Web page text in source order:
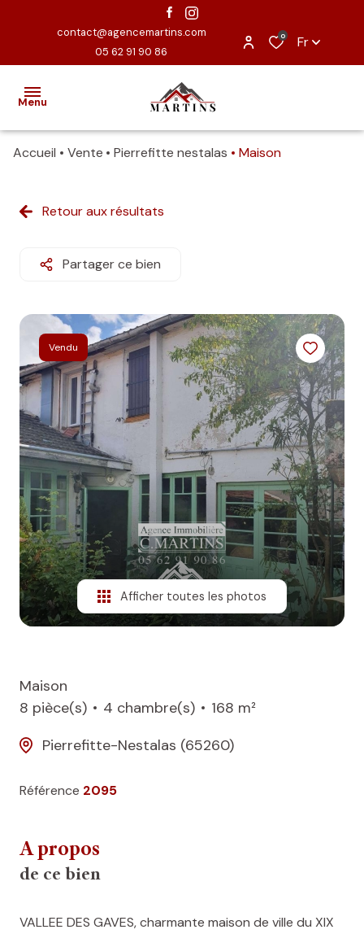
contact@agencemartins.com
05 62 91 90 86
0 Fr
Menu
EXCLUSIVITÉS
ESTIMATION
NOUS
CONTACTER
NOS
BIENS
VENDUS
ALERTE
E-MAIL
Accueil Vente Pierrefitte nestalas Maison
Retour aux résultats
Partager ce bien
Vendu
Afficher toutes les photos
Maison
8 pièce(s)
4 chambre(s)
168 m²
Pierrefitte-Nestalas (65260)
Référence 2095
A propos
de ce bien
VALLEE DES GAVES, charmante maison de ville du XIX